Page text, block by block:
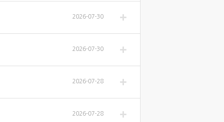
2026-07-30
2026-07-30
2026-07-28
2026-07-28